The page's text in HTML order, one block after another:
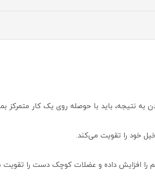
نتیجه، باید با حوصله روی یک کار متمرکز
خود را تقویت می‌کند.
افزایش داده و عضلات کوچک دست را تقویت